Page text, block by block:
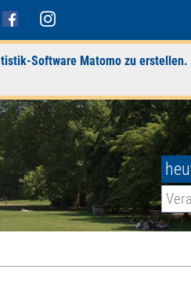
Software Matomo zu